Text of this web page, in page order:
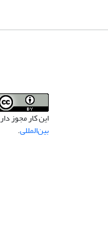
این کار مجوز
بین‌المللی.